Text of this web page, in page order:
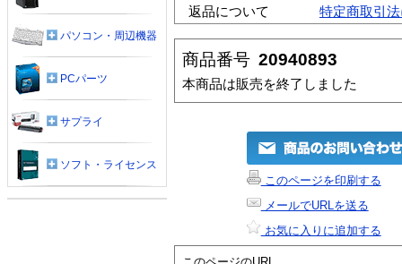
返品について
特定商取引
商品番号 20940893
本商品は販売を終了しました
このページを印刷する
メールでURLを送る
お気に入りに追加する
パソコン・周辺機器
PCパーツ
サプライ
ソフト・ライセンス